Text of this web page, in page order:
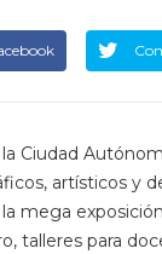
Ciudad
artísticos y
mega
talleres para